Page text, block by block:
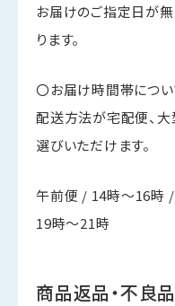
お届けのご指定日が
ります。
〇お届け時間帯につ
配送方法が宅配便、
選びいただけます。
午前便 / 14時～16時
19時～21時
商品返品・不良